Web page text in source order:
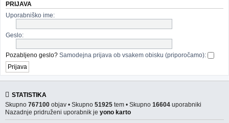
PRIJAVA
Uporabniško ime:
Geslo:
Pozabljeno geslo? Samodejna prijava ob vsakem obisku (priporočamo):
STATISTIKA
Skupno 767100 objav • Skupno 51925 tem • Skupno 16604 uporabniki
Nazadnje pridruženi uporabnik je yono karto